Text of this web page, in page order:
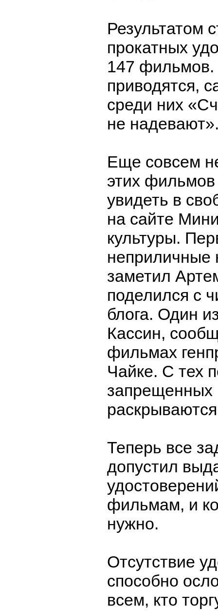
Результатом
прокатных
147 фильмов.
приводятся,
среди них
не
Еще совсем
этих
увидеть в
на сайте
культуры.
неприличные
заметил
поделился с
блога. Один
Кассин,
фильмах
Чайке. С тех
запрещенных
Теперь все
допустил
фильмам, и
нужно.
Отсутствие
способно
всем, кто